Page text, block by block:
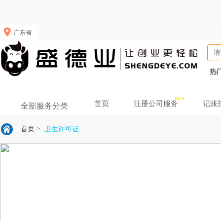
广东省
热
全部服务分类 首页 注册公司服务 记账
首页 > 卫生许可证